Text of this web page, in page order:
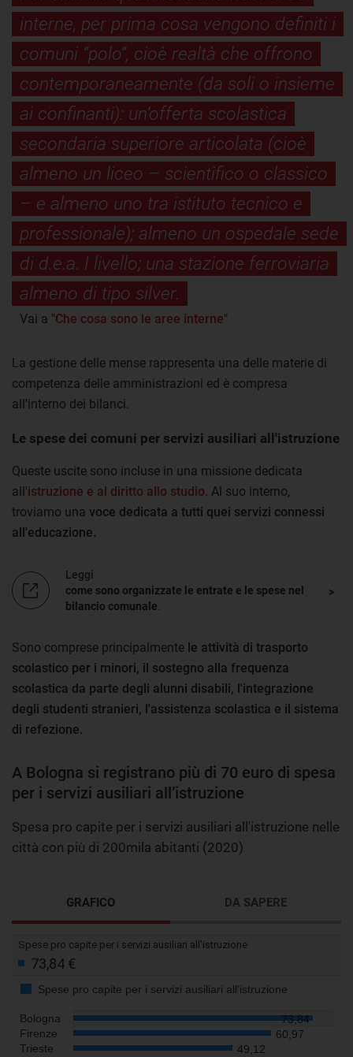
interne, per prima cosa vengono definiti i
comuni “polo”, cioè realtà che offrono
contemporaneamente (da soli o insieme
ai confinanti): un’offerta scolastica
secondaria superiore articolata (cioè
almeno un liceo – scientifico o classico
– e almeno uno tra istituto tecnico e
professionale); almeno un ospedale sede
di d.e.a. I livello; una stazione ferroviaria
almeno di tipo silver.
Vai a "Che cosa sono le aree interne"
La gestione delle mense rappresenta una delle materie di
competenza delle amministrazioni ed è compresa
all'interno dei bilanci.
Le spese dei comuni per servizi ausiliari all'istruzione
Queste uscite sono incluse in una missione dedicata
all'istruzione e al diritto allo studio . Al suo interno,
troviamo una voce dedicata a tutti quei servizi connessi
all'educazione.
Leggi
come sono organizzate le entrate e le spese nel
bilancio comunale
Sono comprese principalmente le attività di trasporto
scolastico per i minori, il sostegno alla frequenza
scolastica da parte degli alunni disabili, l'integrazione
degli studenti stranieri, l'assistenza scolastica e il sistema
di refezione.
A Bologna si registrano più di 70 euro di spesa
per i servizi ausiliari all’istruzione
Spesa pro capite per i servizi ausiliari all'istruzione nelle
città con più di 200mila abitanti (2020)
GRAFICO DA SAPERE